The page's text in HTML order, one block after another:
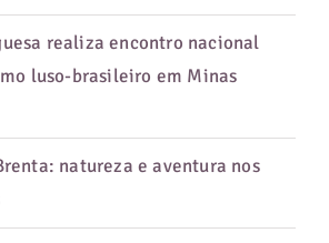
realiza encontro nacional
luso-brasileiro em Minas
natureza e aventura nos